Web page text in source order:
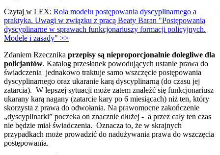
Czytaj w LEX: Rola modelu postępowania dyscyplinarnego a
praktyka. Uwagi w związku z pracą Beaty Baran "Postępowania
dyscyplinarne w sprawach funkcjonariuszy formacji policyjnych.
Modele i zasady" >>
Zdaniem Rzecznika przepisy są nieproporcjonalnie dolegliwe dla
policjantów. Katalog przesłanek powodujących ustanie prawa do
świadczenia jednakowo traktuje samo wszczęcie postępowania
dyscyplinarnego oraz ukaranie karą dyscyplinarną (do czasu jej
zatarcia). W lepszej sytuacji może zatem znaleźć się funkcjonariusz
ukarany karą nagany (zatarcie kary po 6 miesiącach) niż ten, który
skorzysta z prawa do odwołania. Na prawomocne zakończenie
„dyscyplinarki” poczeka on znacznie dłużej - a przez cały ten czas
nie będzie miał świadczenia. Oznacza to, że w skrajnych
przypadkach może prowadzić do nadużywania prawa do wszczęcia
postępowania.